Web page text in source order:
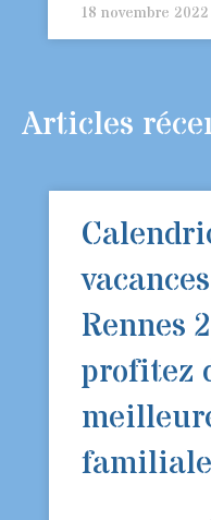
18 novembre 2022
Articles
Rennes
profitez